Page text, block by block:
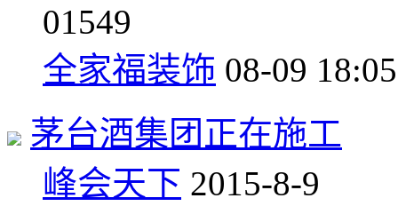
01549
全家福装饰 08-09 18:05
茅台酒集团正在施工
峰会天下 2015-8-9